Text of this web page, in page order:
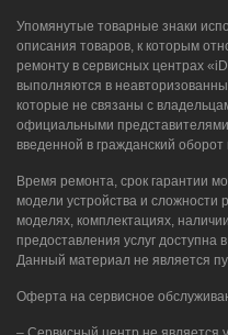
Упомянутые товарные знаки
описания товаров, к которым
ремонту в сервисных центрах
выполняются в
которые не связаны с
официальными
введенной в гражданский
Время ремонта, срок гарантии
модели устройства и сложности
моделях, комплектациях,
предоставления услуг
Данный материал не является
Оферта на сервисное